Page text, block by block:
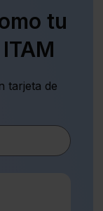
tu
tarjeta de